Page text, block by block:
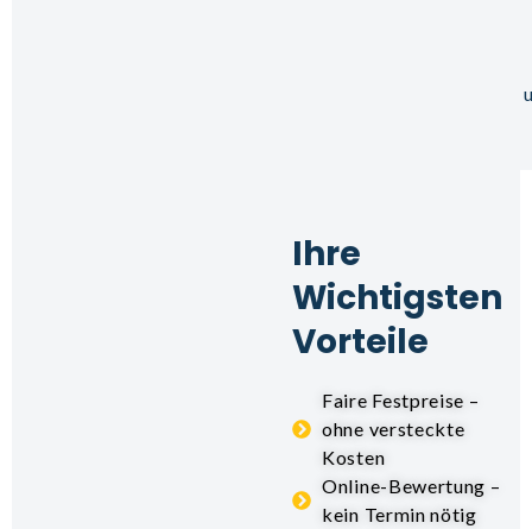
Ihre
Wichtigsten
Vorteile
Faire Festpreise –
ohne versteckte
Kosten
Online-Bewertung –
kein Termin nötig